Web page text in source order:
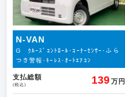
N-VAN
G ｸﾙｰｽﾞｺﾝﾄﾛｰﾙ･ｺｰﾅｰｾﾝｻｰ･ふら
つき警報･ｷｰﾚｽ･ｵｰﾄｴｱｺﾝ
支払総額
(税込) 139 万円